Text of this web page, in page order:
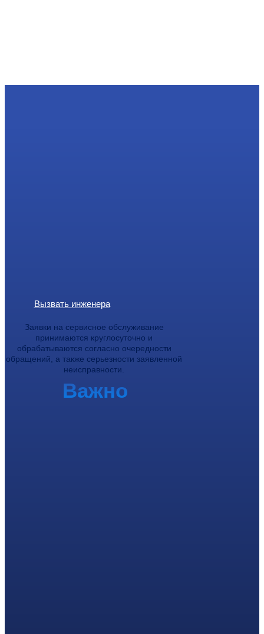
Вызвать инженера
Заявки на сервисное обслуживание
принимаются круглосуточно и
обрабатываются согласно очередности
обращений, а также серьезности заявленной
неисправности.
Важно